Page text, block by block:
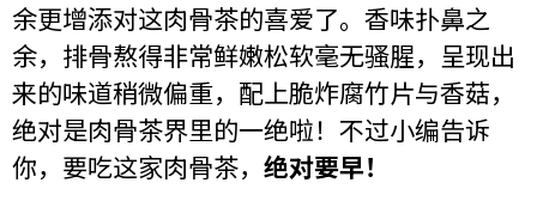
余更增添对这肉骨茶的喜爱了。香味扑鼻之
余，排骨熬得非常鲜嫩松软毫无骚腥，呈现出
来的味道稍微偏重，配上脆炸腐竹片与香菇，
绝对是肉骨茶界里的一绝啦！不过小编告诉
你，要吃这家肉骨茶， 绝对要早！